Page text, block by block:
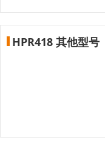
HPR418 其他型号